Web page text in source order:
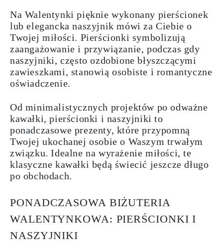
Na Walentynki pięknie wykonany pierścionek
lub elegancka naszyjnik mówi za Ciebie o
Twojej miłości. Pierścionki symbolizują
zaangażowanie i przywiązanie, podczas gdy
naszyjniki, często ozdobione błyszczącymi
zawieszkami, stanowią osobiste i romantyczne
oświadczenie.
Od minimalistycznych projektów po odważne
kawałki, pierścionki i naszyjniki to
ponadczasowe prezenty, które przypomną
Twojej ukochanej osobie o Waszym trwałym
związku. Idealne na wyrażenie miłości, te
klasyczne kawałki będą świecić jeszcze długo
po obchodach.
PONADCZASOWA BIŻUTERIA
WALENTYNKOWA: PIERŚCIONKI I
NASZYJNIKI